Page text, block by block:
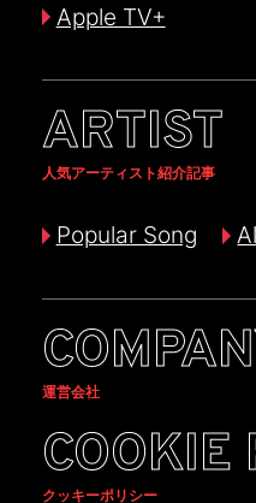
Apple TV+
ARTIST
人気アーティスト紹介記事
Popular Song
運営会社
COOKIE
クッキーポリシー